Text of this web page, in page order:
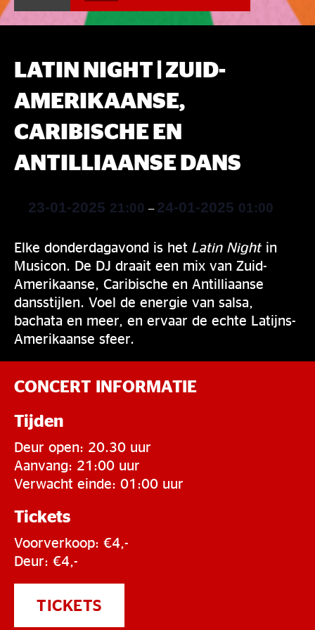
LATIN NIGHT | ZUID-
AMERIKAANSE,
CARIBISCHE EN
ANTILLIAANSE DANS
23-01-2025 21:00 – 24-01-2025 01:00
Elke donderdagavond is het Latin Night in
Musicon. De DJ draait een mix van Zuid-
Amerikaanse, Caribische en Antilliaanse
dansstijlen. Voel de energie van salsa,
bachata en meer, en ervaar de echte Latijns-
Amerikaanse sfeer.
CONCERT INFORMATIE
Tijden
Deur open: 20.30 uur
Aanvang: 21:00 uur
Verwacht einde: 01:00 uur
Tickets
Voorverkoop: €4,-
Deur: €4,-
TICKETS